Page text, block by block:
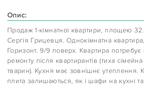
Опис:
Продаж 1-кімнатної квартири, площею
Сергія Грицевця. Однокімнатна
Горизонт. 9/9 поверх. Квартира потребує
ремонту після квартирантів (тиха
тварин). Кухня має зовнішнє утеплення.
плита залишаються, як і шафи на кухні